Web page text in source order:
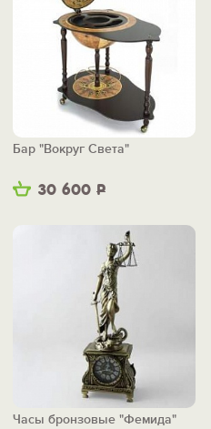
30 600 Р
Бар "Вокруг Света"
Часы бронзовые "Фемида"